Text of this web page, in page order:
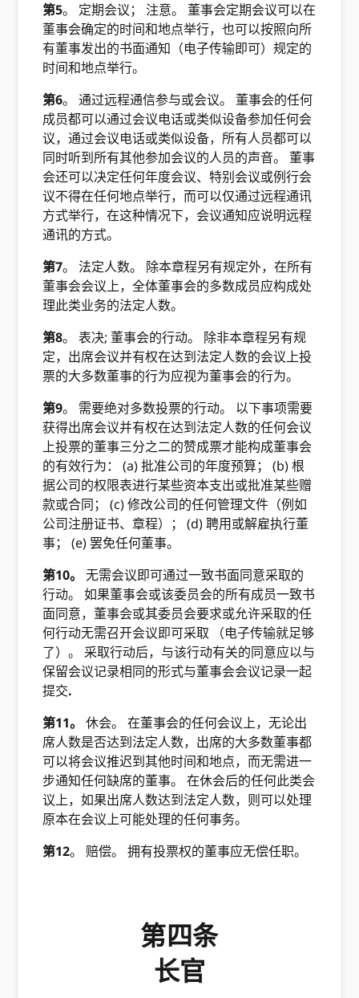
第5。 定期会议； 注意。 董事会定期会议可以在
董事会确定的时间和地点举行，也可以按照向所
有董事发出的书面通知（电子传输即可）规定的
时间和地点举行。
第6。 通过远程通信参与或会议。 董事会的任何
成员都可以通过会议电话或类似设备参加任何会
议，通过会议电话或类似设备，所有人员都可以
同时听到所有其他参加会议的人员的声音。 董事
会还可以决定任何年度会议、特别会议或例行会
议不得在任何地点举行，而可以仅通过远程通讯
方式举行，在这种情况下，会议通知应说明远程
通讯的方式。
第7。 法定人数。 除本章程另有规定外，在所有
董事会会议上，全体董事会的多数成员应构成处
理此类业务的法定人数。
第8。 表决; 董事会的行动。 除非本章程另有规
定，出席会议并有权在达到法定人数的会议上投
票的大多数董事的行为应视为董事会的行为。
第9。 需要绝对多数投票的行动。 以下事项需要
获得出席会议并有权在达到法定人数的任何会议
上投票的董事三分之二的赞成票才能构成董事会
的有效行为： (a) 批准公司的年度预算； (b) 根
据公司的权限表进行某些资本支出或批准某些赠
款或合同； (c) 修改公司的任何管理文件（例如
公司注册证书、章程）； (d) 聘用或解雇执行董
事； (e) 罢免任何董事。
第10。 无需会议即可通过一致书面同意采取的
行动。 如果董事会或该委员会的所有成员一致书
面同意，董事会或其委员会要求或允许采取的任
何行动无需召开会议即可采取
（电子传输就足够
了）。 采取行动后，与该行动有关的同意应以与
保留会议记录相同的形式与董事会会议记录一起
提交.
第11。 休会。 在董事会的任何会议上，无论出
席人数是否达到法定人数，出席的大多数董事都
可以将会议推迟到其他时间和地点，而无需进一
步通知任何缺席的董事。 在休会后的任何此类会
议上，如果出席人数达到法定人数，则可以处理
原本在会议上可能处理的任何事务。
第12。 赔偿。 拥有投票权的董事应无偿任职。
第四条
长官